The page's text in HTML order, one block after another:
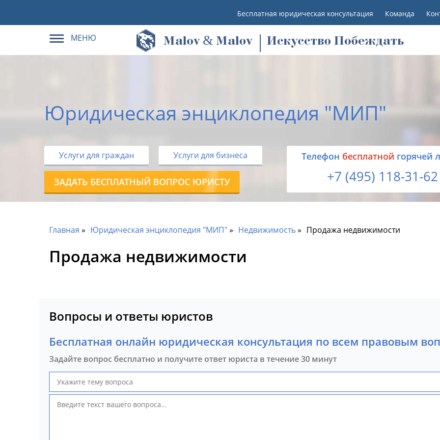
Бесплатная юридическая консультация Команда
МЕНЮ Malov & Malov Искусство Побеждать
Юридическая энциклопедия "МИП"
Услуги для граждан Услуги для бизнеса
ЗАДАТЬ БЕСПЛАТНЫЙ ВОПРОС ЮРИСТУ
Tелефон бесплатной горячей
+7 (495) 118-31-62
Главная Юридическая энциклопедия "МИП" Недвижимость Продажа недвижимости
Продажа недвижимости
Вопросы и ответы юристов
Бесплатная онлайн юридическая консультация по всем правовым
Задайте вопрос бесплатно и получите ответ юриста в течение 30 минут